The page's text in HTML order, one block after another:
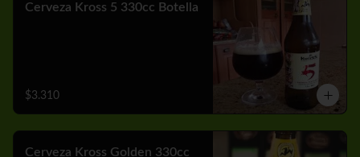
Cerveza Kross 5 330cc Botella
$3.310
Cerveza Kross Golden 330cc